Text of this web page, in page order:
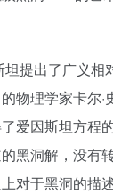
提出了广义相
物理学家卡尔·
爱因斯坦方程
黑洞解，没有
对于黑洞的描述